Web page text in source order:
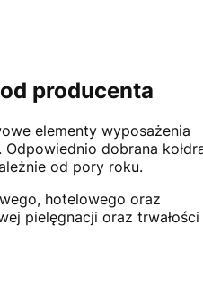
producenta
elementy wyposażenia
dobrana
od pory roku.
hotelowego oraz
pielęgnacji oraz